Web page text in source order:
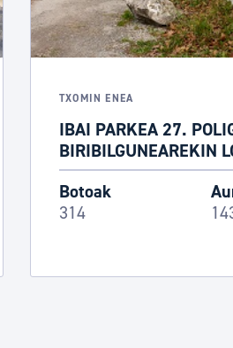
TXOMIN ENEA
IBAI PARKEA 27.
BIRIBILGUNEAREKIN
Botoak
314